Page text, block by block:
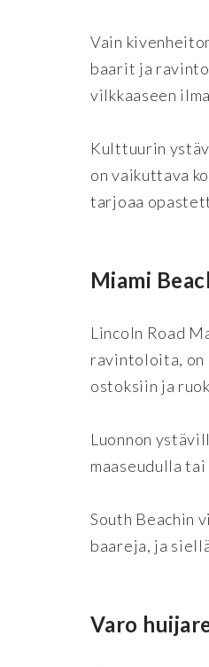
Vain
baarit ja
vilkkaaseen
Kulttuurin
on vaikuttava
tarjoaa
Miami
Lincoln Road
ravintoloita, on
ostoksiin ja
Luonnon
maaseudulla
South Beachin
baareja, ja
Varo